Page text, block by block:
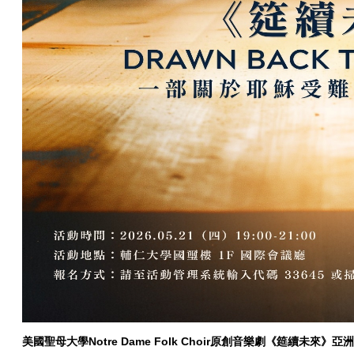
美國聖母大學Notre Dame Folk Choir原創音樂劇《筵續未來》亞